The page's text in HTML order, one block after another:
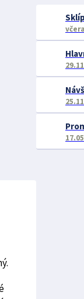
včera